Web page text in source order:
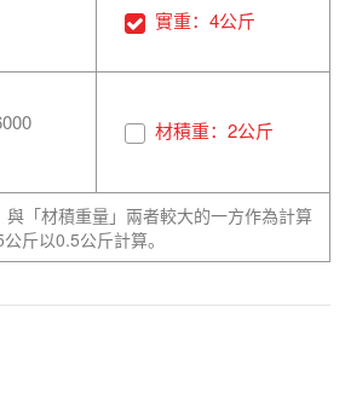
實重：4公斤
材積重：2公斤
「材積重量」兩者較大的一方作為計算
斤以0.5公斤計算。